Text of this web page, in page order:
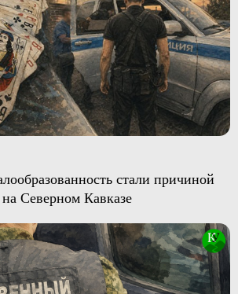
стали причиной
Северном Кавказе